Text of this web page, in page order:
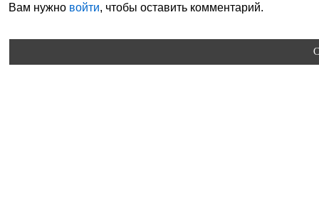
Вам нужно войти, чтобы оставить комментарий.